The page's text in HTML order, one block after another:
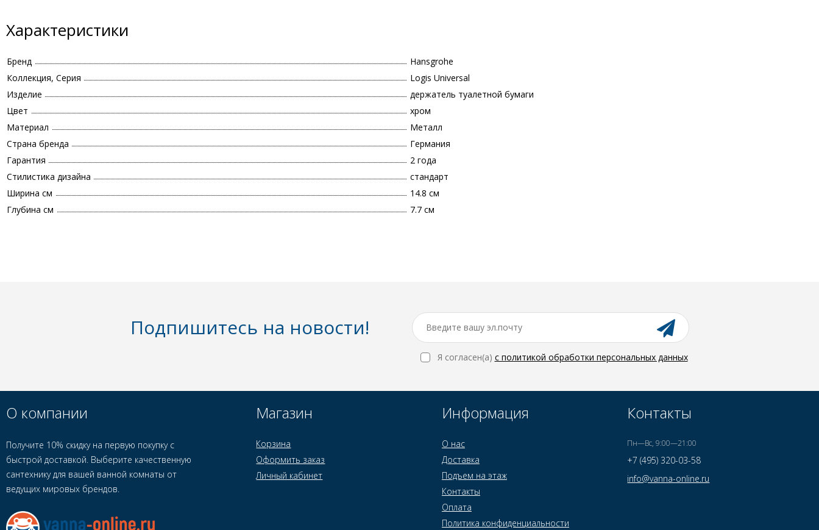
Характеристики
Бренд
Hansgrohe
Коллекция, Серия
Logis Universal
Изделие
держатель туалетной бумаги
Цвет
хром
Материал
Металл
Страна бренда
Германия
Гарантия
2 года
Стилистика дизайна
стандарт
Ширина см
14.8 см
Глубина см
7.7 см
Подпишитесь на новости!
Я согласен(a) с политикой обработки персональных данных
О компании
Получите 10% скидку на первую покупку с
быстрой доставкой. Выберите качественную
сантехнику для вашей ванной комнаты от
ведущих мировых брендов.
Магазин
Корзина
Оформить заказ
Личный кабинет
Информация
О нас
Доставка
Подъем на этаж
Контакты
Оплата
Политика конфиденциальности
Контакты
Пн—Вс, 9:00—21:00
+7 (495) 320-03-58
info@vanna-online.ru